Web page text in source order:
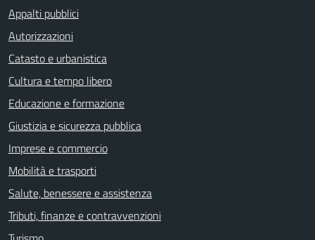
Appalti pubblici
Autorizzazioni
Catasto e urbanistica
Cultura e tempo libero
Educazione e formazione
Giustizia e sicurezza pubblica
Imprese e commercio
Mobilità e trasporti
Salute, benessere e assistenza
Tributi, finanze e contravvenzioni